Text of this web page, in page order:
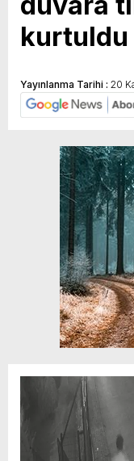
kurtuldu
Yayınlanma Tarihi : 20